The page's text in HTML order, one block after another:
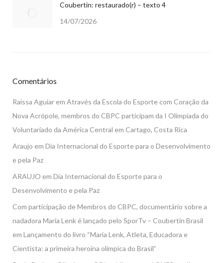
Coubertin: restaurado(r) – texto 4
14/07/2026
Comentários
Raissa Aguiar em Através da Escola do Esporte com Coração da
Nova Acrópole, membros do CBPC participam da I Olimpíada do
Voluntariado da América Central em Cartago, Costa Rica
Araujo em Dia Internacional do Esporte para o Desenvolvimento
e pela Paz
ARAUJO em Dia Internacional do Esporte para o
Desenvolvimento e pela Paz
Com participação de Membros do CBPC, documentário sobre a
nadadora Maria Lenk é lançado pelo SporTv – Coubertin Brasil
em Lançamento do livro “Maria Lenk, Atleta, Educadora e
Cientista: a primeira heroína olímpica do Brasil”